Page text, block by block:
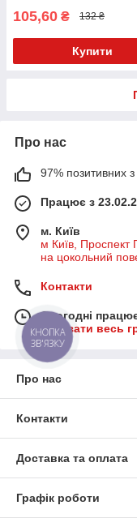
105,60 ₴ 132 ₴
Купити
Про нас
97% позитивних з
Працює з
м. Київ
м Київ, Проспект
на цокольний
Контакти
Сьогодні
Показати весь
Про нас
Контакти
Доставка та оплата
Графік роботи
КНОПКА
ЗВ'ЯЗКУ